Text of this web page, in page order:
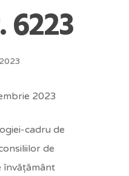
6223
2023
cadru de
de
învăţământ